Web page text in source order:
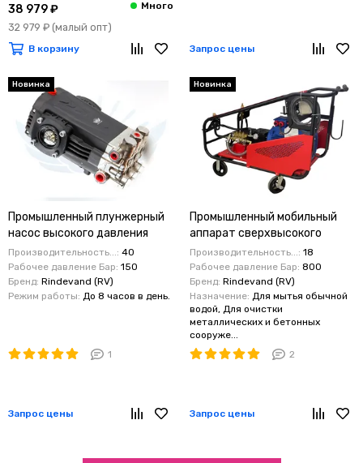
38 979 ₽
32 979 ₽ (малый опт)
В корзину Запрос цены
Новинка
Промышленный плунжерный
насос высокого давления
Rindevand (RV) JD 4015 : 40 л/
мин, 150 бар, 1450 об/мин
Производительность...: 40
Рабочее давление Бар: 150
Бренд: Rindevand (RV)
Режим работы: До 8 часов в день.
1
Запрос цены
Новинка
Промышленный мобильный
аппарат сверхвысокого
давления: 800 бар, 18 л/мин,
30 кВт с помпой охлаждения
Производительность...: 18
Рабочее давление Бар: 800
Бренд: Rindevand (RV)
Назначение: Для мытья обычной
водой, Для очистки
металлических и бетонных
сооруже...
2
Запрос цены